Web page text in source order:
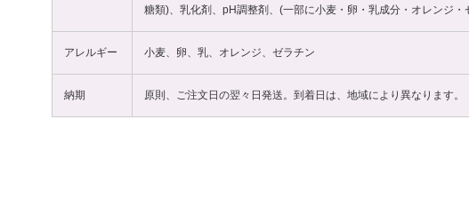
糖類)、乳化剤、pH調整剤、(一部に小麦・卵・乳成分・オレンジ・
アレルギー 小麦、卵、乳、オレンジ、ゼラチン
納期 原則、ご注文日の翌々日発送。到着日は、地域により異なります。